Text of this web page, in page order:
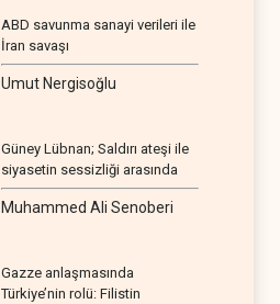
ABD savunma sanayi verileri ile
İran savaşı
Umut Nergisoğlu
Güney Lübnan; Saldırı ateşi ile
siyasetin sessizliği arasında
Muhammed Ali Senoberi
Gazze anlaşmasında
Türkiye’nin rolü: Filistin